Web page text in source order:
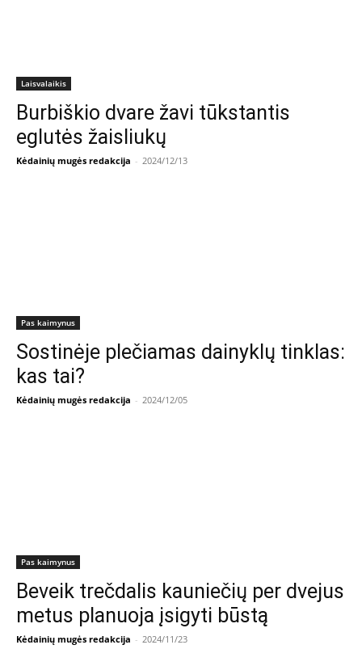
Laisvalaikis
Burbiškio dvare žavi tūkstantis
eglutės žaisliukų
Kėdainių mugės redakcija - 2024/12/13
Pas kaimynus
Sostinėje plečiamas dainyklų tinklas:
kas tai?
Kėdainių mugės redakcija - 2024/12/05
Pas kaimynus
Beveik trečdalis kauniečių per dvejus
metus planuoja įsigyti būstą
Kėdainių mugės redakcija - 2024/11/23